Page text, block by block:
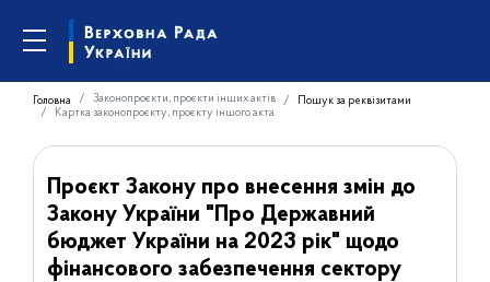
Головна Законопроєкти, проєкти інших актів
Пошук за реквізитами
Картка законопроєкту, проєкту іншого акта
Проєкт Закону про внесення змін до
Закону України "Про Державний
бюджет України на 2023 рік" щодо
фінансового забезпечення сектору